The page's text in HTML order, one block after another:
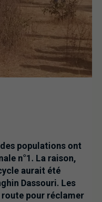
populations ont
n°1. La raison,
aurait été
Dassouri. Les
pour réclamer